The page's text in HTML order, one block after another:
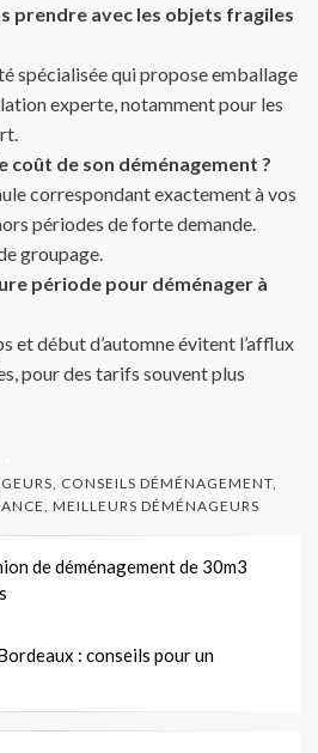
prendre avec les objets fragiles
spécialisée qui propose emballage
experte, notamment pour les
coût de son déménagement ?
correspondant exactement à vos
périodes de forte demande.
groupage.
période pour déménager à
et début d’automne évitent l’afflux
pour des tarifs souvent plus
, CONSEILS DÉMÉNAGEMENT,
, MEILLEURS DÉMÉNAGEURS
de déménagement de 30m3
: conseils pour un